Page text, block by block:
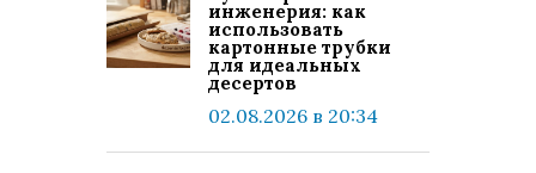
инженерия: как
использовать
картонные трубки
для идеальных
десертов
02.08.2026 в 20:34